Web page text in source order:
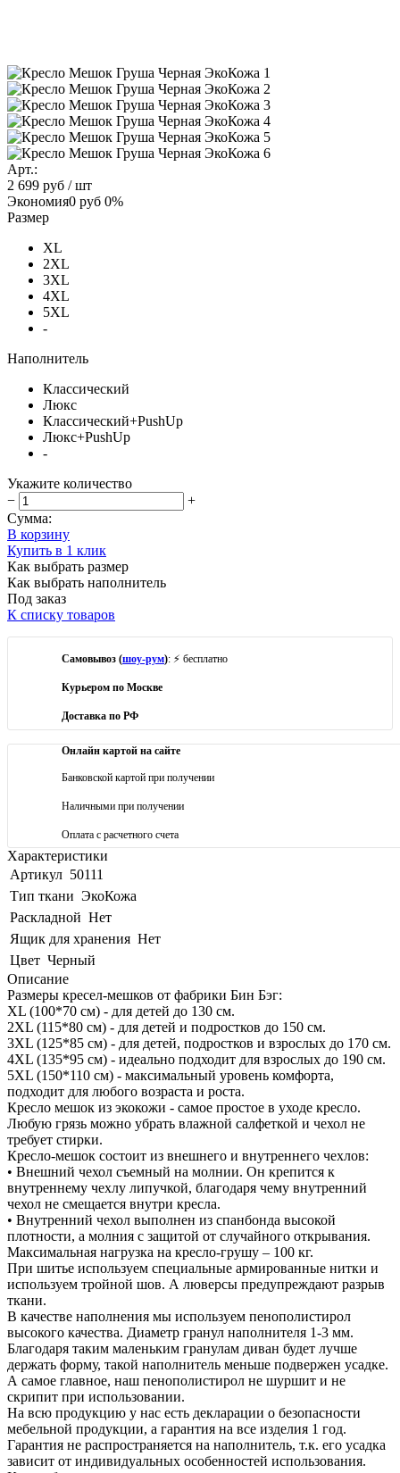
Арт.:
2 699 руб / шт
Экономия0 руб 0%
Размер
XL
2XL
3XL
4XL
5XL
-
Наполнитель
Классический
Люкс
Классический+PushUp
Люкс+PushUp
-
Укажите количество
−
+
Сумма:
В корзину
Купить в 1 клик
Как выбрать размер
Как выбрать наполнитель
Под заказ
К списку товаров
Самовывоз (шоу-рум): ⚡ бесплатно
Курьером по Москве
Доставка по РФ
Онлайн картой на сайте
Банковской картой при получении
Наличными при получении
Оплата с расчетного счета
Характеристики
Артикул 50111
Тип ткани ЭкоКожа
Раскладной Нет
Ящик для хранения Нет
Цвет Черный
Описание
Размеры кресел-мешков от фабрики Бин Бэг:
XL (100*70 см) - для детей до 130 см.
2XL (115*80 см) - для детей и подростков до 150 см.
3XL (125*85 см) - для детей, подростков и взрослых до 170 см.
4XL (135*95 см) - идеально подходит для взрослых до 190 см.
5XL (150*110 см) - максимальный уровень комфорта,
подходит для любого возраста и роста.
Кресло мешок из экокожи - самое простое в уходе кресло.
Любую грязь можно убрать влажной салфеткой и чехол не
требует стирки.
Кресло-мешок состоит из внешнего и внутреннего чехлов:
• Внешний чехол съемный на молнии. Он крепится к
внутреннему чехлу липучкой, благодаря чему внутренний
чехол не смещается внутри кресла.
• Внутренний чехол выполнен из спанбонда высокой
плотности, а молния с защитой от случайного открывания.
Максимальная нагрузка на кресло-грушу – 100 кг.
При шитье используем специальные армированные нитки и
используем тройной шов. А люверсы предупреждают разрыв
ткани.
В качестве наполнения мы используем пенополистирол
высокого качества. Диаметр гранул наполнителя 1-3 мм.
Благодаря таким маленьким гранулам диван будет лучше
держать форму, такой наполнитель меньше подвержен усадке.
А самое главное, наш пенополистирол не шуршит и не
скрипит при использовании.
На всю продукцию у нас есть декларации о безопасности
мебельной продукции, а гарантия на все изделия 1 год.
Гарантия не распространяется на наполнитель, т.к. его усадка
зависит от индивидуальных особенностей использования.